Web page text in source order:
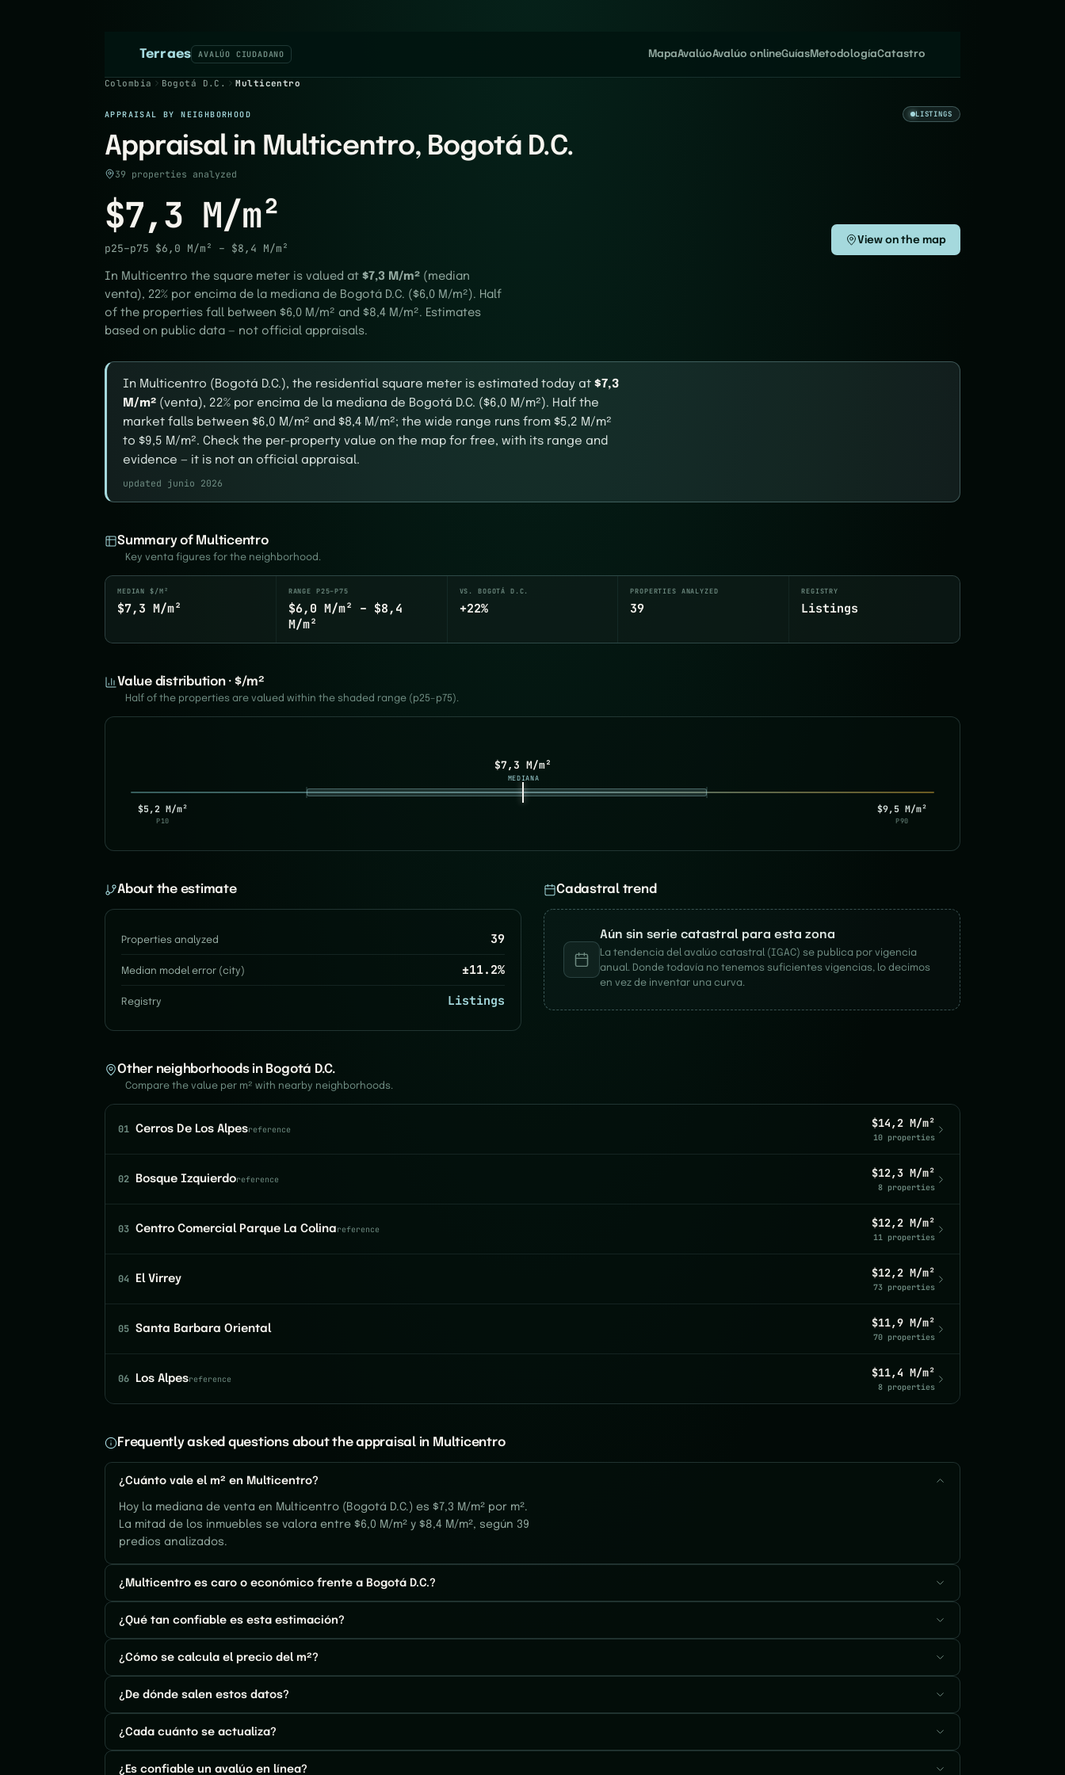
Terraes AVALÚO CIUDADANO MapaAvalúoAvalúo onlineGuíasMetodologíaCatastro
Colombia Bogotá D.C. Multicentro
APPRAISAL BY NEIGHBORHOOD LISTINGS
Appraisal in Multicentro, Bogotá D.C.
39 properties analyzed
$7,3 M/m²
p25–p75 $6,0 M/m² – $8,4 M/m²
View on the map
In Multicentro the square meter is valued at $7,3 M/m² (median
venta), 22% por encima de la mediana de Bogotá D.C. ($6,0 M/m²). Half
of the properties fall between $6,0 M/m² and $8,4 M/m². Estimates
based on public data — not official appraisals.
In Multicentro (Bogotá D.C.), the residential square meter is estimated today at $7,3
M/m² (venta), 22% por encima de la mediana de Bogotá D.C. ($6,0 M/m²). Half the
market falls between $6,0 M/m² and $8,4 M/m²; the wide range runs from $5,2 M/m²
to $9,5 M/m². Check the per-property value on the map for free, with its range and
evidence — it is not an official appraisal.
updated junio 2026
Summary of Multicentro
Key venta figures for the neighborhood.
MEDIAN $/M²
$7,3 M/m²
RANGE P25–P75
$6,0 M/m² – $8,4
M/m²
VS. BOGOTÁ D.C.
+22%
PROPERTIES ANALYZED
39
REGISTRY
Listings
Value distribution · $/m²
Half of the properties are valued within the shaded range (p25–p75).
$5,2 M/m²
P10
$7,3 M/m²
MEDIANA
$9,5 M/m²
P90
About the estimate
Properties analyzed 39
Median model error (city) ±11.2%
Registry Listings
Cadastral trend
Aún sin serie catastral para esta zona
La tendencia del avalúo catastral (IGAC) se publica por vigencia
anual. Donde todavía no tenemos suficientes vigencias, lo decimos
en vez de inventar una curva.
Other neighborhoods in Bogotá D.C.
Compare the value per m² with nearby neighborhoods.
01 Cerros De Los Alpesreference $14,2 M/m²
10 properties
02 Bosque Izquierdoreference $12,3 M/m²
8 properties
03 Centro Comercial Parque La Colinareference $12,2 M/m²
11 properties
04 El Virrey $12,2 M/m²
73 properties
05 Santa Barbara Oriental $11,9 M/m²
70 properties
06 Los Alpesreference $11,4 M/m²
8 properties
Frequently asked questions about the appraisal in Multicentro
¿Cuánto vale el m² en Multicentro?
Hoy la mediana de venta en Multicentro (Bogotá D.C.) es $7,3 M/m² por m².
La mitad de los inmuebles se valora entre $6,0 M/m² y $8,4 M/m², según 39
predios analizados.
¿Multicentro es caro o económico frente a Bogotá D.C.?
¿Qué tan confiable es esta estimación?
¿Cómo se calcula el precio del m²?
¿De dónde salen estos datos?
¿Cada cuánto se actualiza?
¿Es confiable un avalúo en línea?